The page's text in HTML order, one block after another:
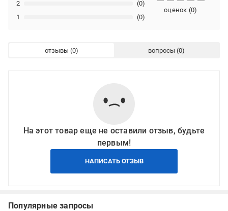
1 (0)
2 (0)
оценок (0)
отзывы вопросы
На этот товар еще не оставили отзыв, будьте
первым!
НАПИСАТЬ ОТЗЫВ
Популярные запросы